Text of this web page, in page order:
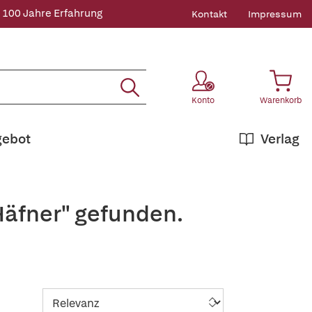
100 Jahre Erfahrung Kontakt Impressum
Konto Warenkorb
Verlag
gefunden.